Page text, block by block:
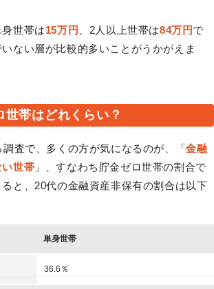
世帯は15万円 、2人以上世帯は84万円で
ない層が比較的多いことがうかがえま
世帯はどれくらい？
査で、多くの方が気になるのが、「金融
世帯 」、すなわち貯金ゼロ世帯の割合で
と、20代の金融資産非保有の割合は以下
単身世帯
36.6％